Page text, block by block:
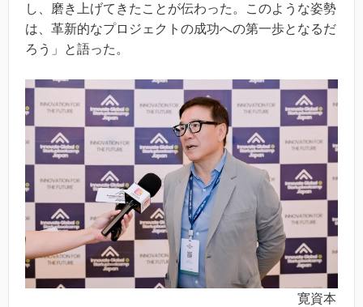
し、磨き上げてきたことが伝わった。このような姿勢
は、革新的なプロジェクトの成功への第一歩となるだ
ろう」と語った。
寛資本